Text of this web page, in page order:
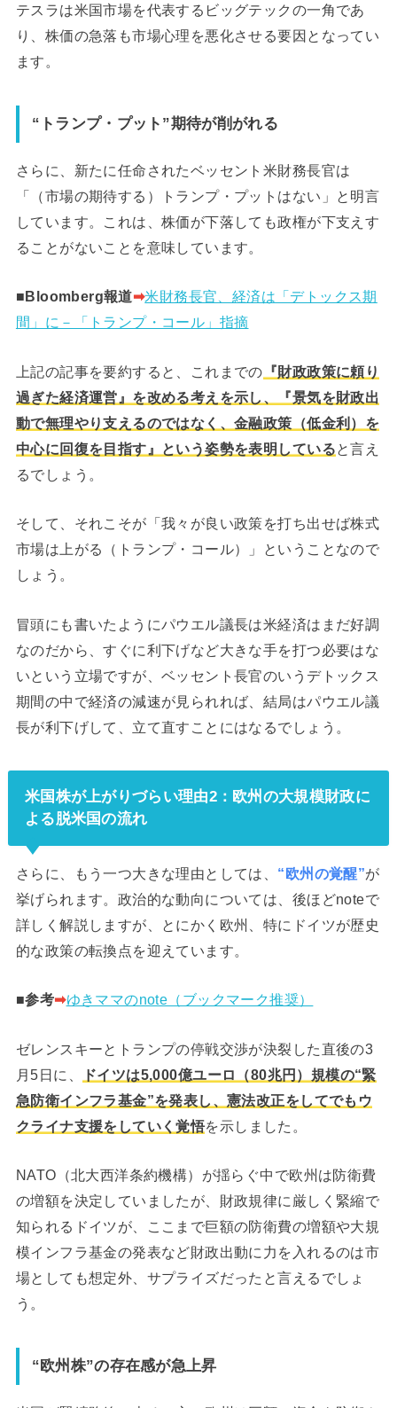
テスラは米国市場を代表するビッグテックの一角であ
り、株価の急落も市場心理を悪化させる要因となってい
ます。
“トランプ・プット”期待が削がれる
さらに、新たに任命されたベッセント米財務長官は
「（市場の期待する）トランプ・プットはない」と明言
しています。これは、株価が下落しても政権が下支えす
ることがないことを意味しています。
■Bloomberg報道➡︎米財務長官、経済は「デトックス期
間」に－「トランプ・コール」指摘
上記の記事を要約すると、これまでの 『財政政策に頼り
過ぎた経済運営』を改める考えを示し、『景気を財政出
動で無理やり支えるのではなく、金融政策（低金利）を
中心に回復を目指す』という姿勢を表明していると言え
るでしょう。
そして、それこそが「我々が良い政策を打ち出せば株式
市場は上がる（トランプ・コール）」ということなので
しょう。
冒頭にも書いたようにパウエル議長は米経済はまだ好調
なのだから、すぐに利下げなど大きな手を打つ必要はな
いという立場ですが、ベッセント長官のいうデトックス
期間の中で経済の減速が見られれば、結局はパウエル議
長が利下げして、立て直すことにはなるでしょう。
米国株が上がりづらい理由2：欧州の大規模財政に
よる脱米国の流れ
さらに、もう一つ大きな理由としては、 “欧州の覚醒”が
挙げられます。政治的な動向については、後ほどnoteで
詳しく解説しますが、とにかく欧州、特にドイツが歴史
的な政策の転換点を迎えています。
■参考➡︎ゆきママのnote（ブックマーク推奨）
ゼレンスキーとトランプの停戦交渉が決裂した直後の3
月5日に、
ドイツは5,000億ユーロ（80兆円）規模の“緊
急防衛インフラ基金”を発表し、憲法改正をしてでもウ
クライナ支援をしていく覚悟を示しました。
NATO（北大西洋条約機構）が揺らぐ中で欧州は防衛費
の増額を決定していましたが、財政規律に厳しく緊縮で
知られるドイツが、ここまで巨額の防衛費の増額や大規
模インフラ基金の発表など財政出動に力を入れるのは市
場としても想定外、サプライズだったと言えるでしょ
う。
“欧州株”の存在感が急上昇